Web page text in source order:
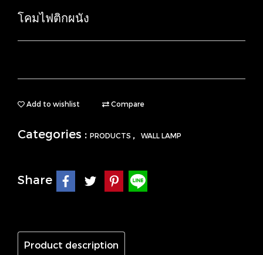
โคมไฟติกผนัง
Add to wishlist Compare
Categories : PRODUCTS , WALL LAMP
Share
Product description